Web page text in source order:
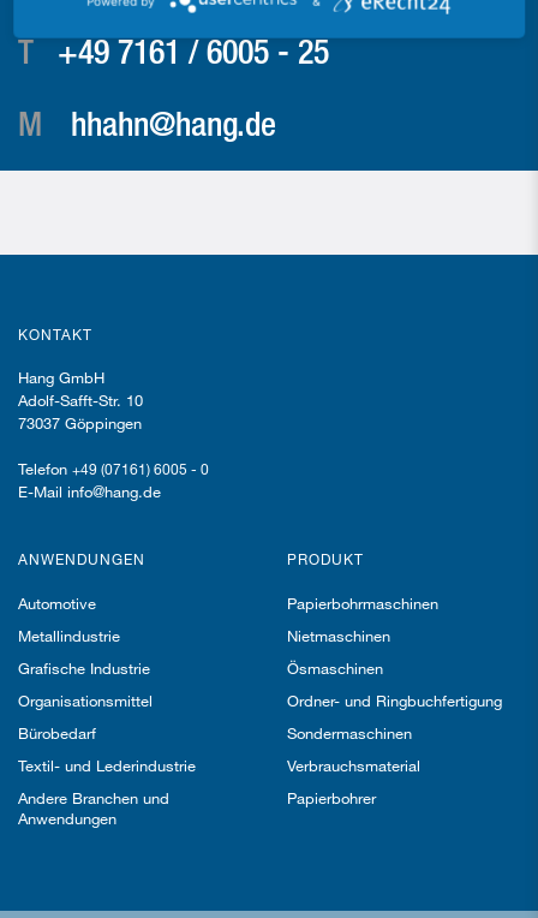
T +49 7161 / 6005 - 25
M
hhahn@hang.de
KONTAKT
Hang GmbH
Adolf-Safft-Str. 10
73037 Göppingen
Telefon +49 (07161) 6005 - 0
E-Mail info@hang.de
ANWENDUNGEN
Automotive
Metallindustrie
Grafische Industrie
Organisationsmittel
Bürobedarf
Textil- und Lederindustrie
Andere Branchen und
Anwendungen
PRODUKT
Papierbohrmaschinen
Nietmaschinen
Ösmaschinen
Ordner- und Ringbuchfertigung
Sondermaschinen
Verbrauchsmaterial
Papierbohrer